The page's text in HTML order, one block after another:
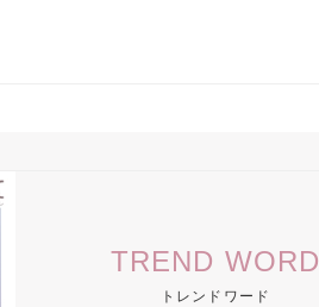
TREND WORD
トレンドワード